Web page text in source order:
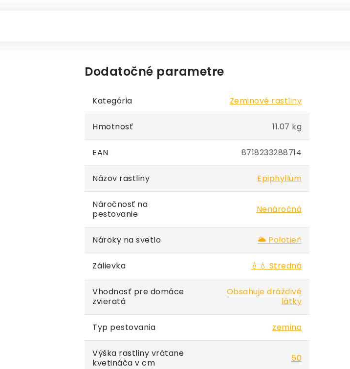
Dodatočné parametre
Kategória Zeminové rastliny
Hmotnosť 11.07 kg
EAN 8718233288714
Názov rastliny Epiphyllum
Náročnosť na
pestovanie
Nenáročná
Nároky na svetlo 🌥️ Polotieň
Zálievka 💧💧 Stredná
Vhodnosť pre domáce
zvieratá
Obsahuje dráždivé
látky
Typ pestovania zemina
Výška rastliny vrátane
kvetináča v cm
50